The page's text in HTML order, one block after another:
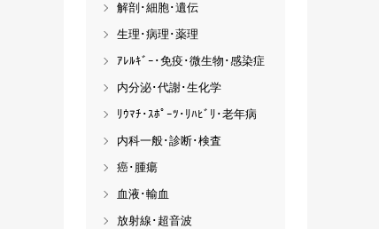
解剖･細胞･遺伝
生理･病理･薬理
ｱﾚﾙｷﾞｰ･免疫･微生物･感染症
内分泌･代謝･生化学
ﾘｳﾏﾁ･ｽﾎﾟｰﾂ･ﾘﾊﾋﾞﾘ･老年病
内科一般･診断･検査
癌･腫瘍
血液･輸血
放射線･超音波